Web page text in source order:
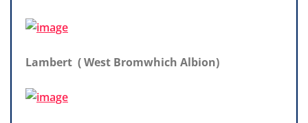
Lambert ( West Bromwhich Albion)